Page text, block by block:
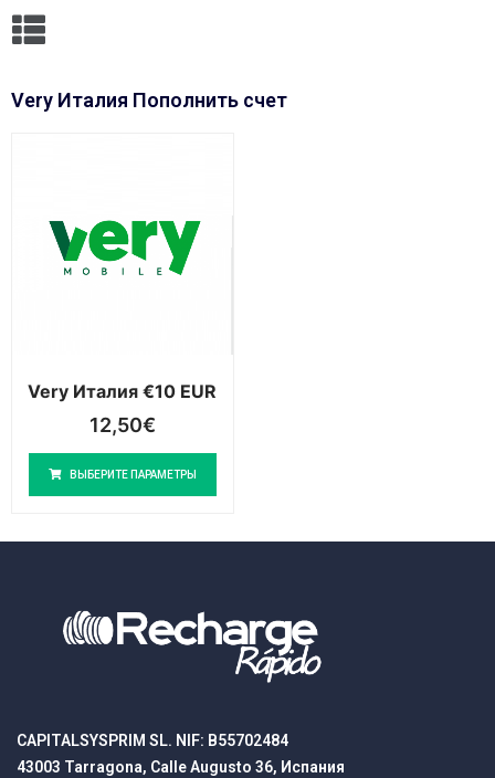
Very Италия Пополнить счет
Very Италия €10 EUR
12,50€
ВЫБЕРИТЕ ПАРАМЕТРЫ
CAPITALSYSPRIM SL. NIF: B55702484
43003 Tarragona, Calle Augusto 36, Испания